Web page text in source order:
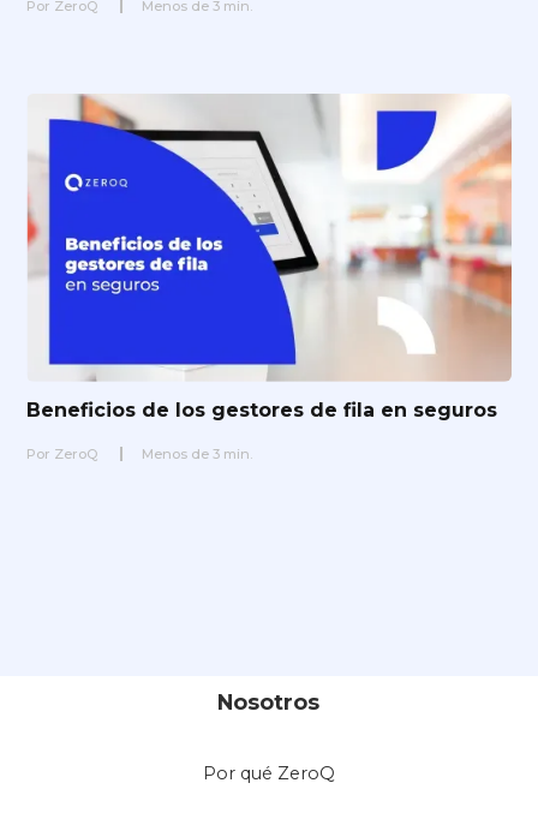
Por ZeroQ Menos de 3 min.
Beneficios de los gestores de fila en seguros
Por ZeroQ Menos de 3 min.
Nosotros
Por qué ZeroQ